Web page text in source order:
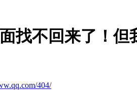
找不回来了！但
404/